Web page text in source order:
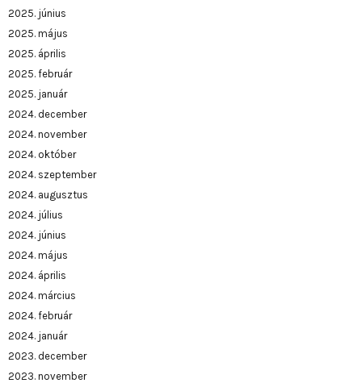
2025. június
2025. május
2025. április
2025. február
2025. január
2024. december
2024. november
2024. október
2024. szeptember
2024. augusztus
2024. július
2024. június
2024. május
2024. április
2024. március
2024. február
2024. január
2023. december
2023. november